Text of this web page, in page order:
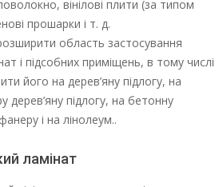
вінілові плити (за типом
прошарки і т. д.
область застосування
і підсобних приміщень, в тому числі
його на дерев’яну підлогу, на
дерев’яну підлогу, на бетонну
і на лінолеум..
ламінат